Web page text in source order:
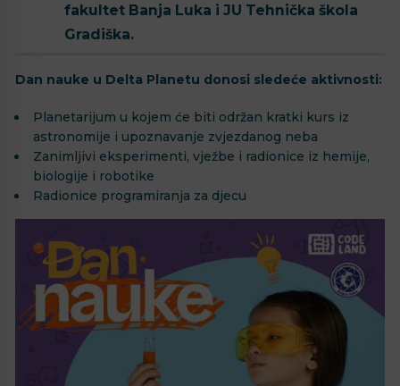
fakultet Banja Luka i JU Tehnička škola
Gradiška.
Dan nauke u Delta Planetu donosi sledeće aktivnosti:
Planetarijum u kojem će biti održan kratki kurs iz
astronomije i upoznavanje zvjezdanog neba
Zanimljivi eksperimenti, vježbe i radionice iz hemije,
biologije i robotike
Radionice programiranja za djecu